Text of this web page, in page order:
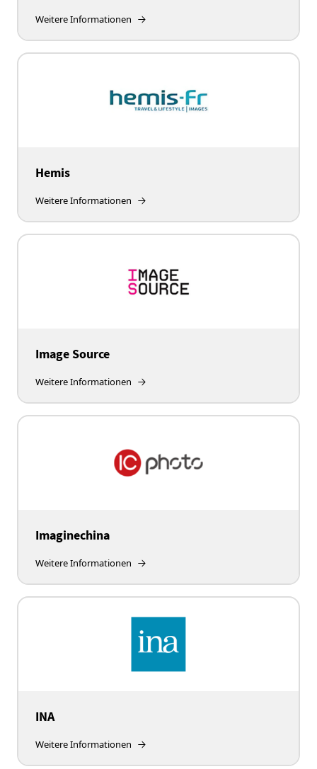
Weitere Informationen
Hemis
Weitere Informationen
Image Source
Weitere Informationen
Imaginechina
Weitere Informationen
INA
Weitere Informationen